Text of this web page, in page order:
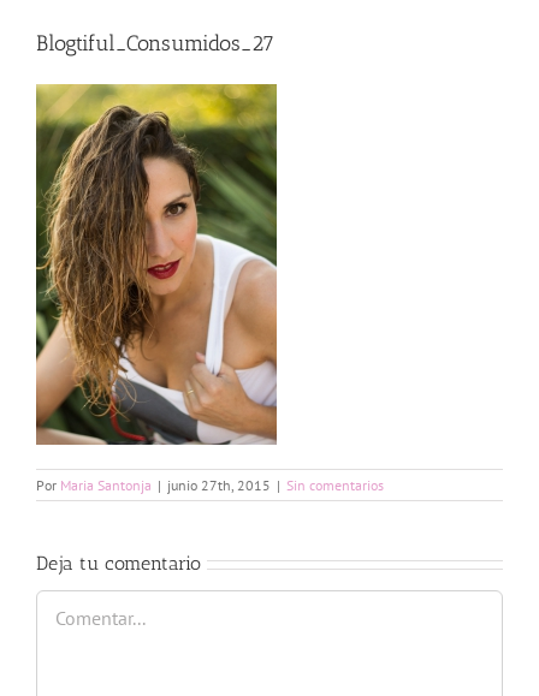
Blogtiful_Consumidos_27
Por Maria Santonja | junio 27th, 2015 | Sin comentarios
Deja tu comentario
Comentar